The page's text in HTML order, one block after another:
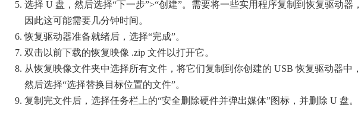
选择 U 盘，然后选择“下一步”>“创建”。需要将一些实用程序复制到恢复驱动器，
因此这可能需要几分钟时间。
恢复驱动器准备就绪后，选择“完成”。
双击以前下载的恢复映像 .zip 文件以打开它。
从恢复映像文件夹中选择所有文件，将它们复制到你创建的 USB 恢复驱动器中，
然后选择“选择替换目标位置的文件”。
复制完文件后，选择任务栏上的“安全删除硬件并弹出媒体”图标，并删除 U 盘。